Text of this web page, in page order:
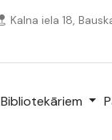
Kalna iela 18,
Bibliotekāriem